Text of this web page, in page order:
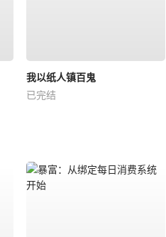
我以纸人镇百鬼
已完结